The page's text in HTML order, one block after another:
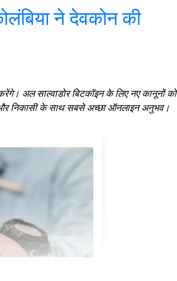
ने देवकोन की
अल साल्वाडोर बिटकॉइन के लिए नए कानूनों को
और निकासी के साथ सबसे अच्छा ऑनलाइन अनुभव।